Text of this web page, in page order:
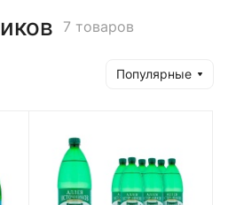
7 товаров
Популярные